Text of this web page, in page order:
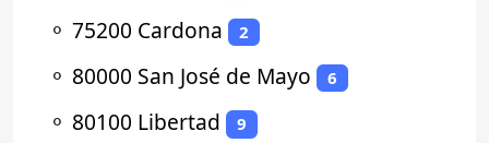
⚬ 75200 Cardona 2
⚬ 80000 San José de Mayo 6
⚬ 80100 Libertad 9